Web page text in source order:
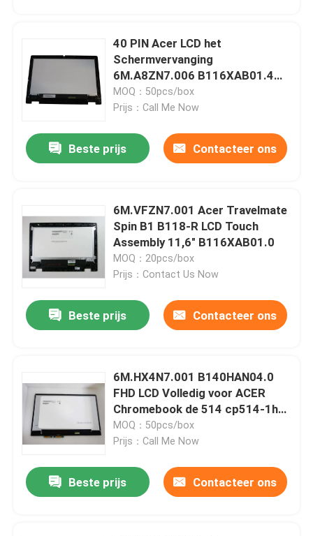
40 PIN Acer LCD het
Schermvervanging
6M.A8ZN7.006 B116XAB01.4
R753T 11,6 Duim
MOQ：50pcs/box
Prijs：Call Me Now
Beste prijs Contacteer ons
6M.VFZN7.001 Acer Travelmate
Spin B1 B118-R LCD Touch
Assembly 11,6" B116XAB01.0
MOQ：20pcs/box
Prijs：Contact Us Now
Beste prijs Contacteer ons
6M.HX4N7.001 B140HAN04.0
FHD LCD Volledig voor ACER
Chromebook de 514 cp514-1h-
r4hq-V.S.
MOQ：50pcs/box
Prijs：Call Me Now
Beste prijs Contacteer ons